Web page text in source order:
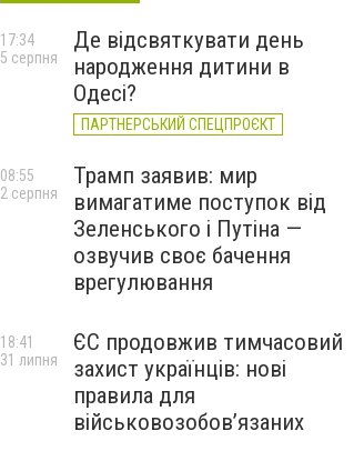
Де відсвяткувати день
народження дитини в
Одесі?
ПАРТНЕРСЬКИЙ СПЕЦПРОЄКТ
17:34
5 серпня
Трамп заявив: мир
вимагатиме поступок від
Зеленського і Путіна —
озвучив своє бачення
врегулювання
08:55
2 серпня
ЄС продовжив тимчасовий
захист українців: нові
правила для
військовозобов’язаних
18:41
31 липня